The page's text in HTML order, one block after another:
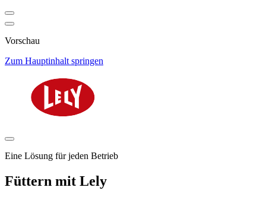
Vorschau
Zum Hauptinhalt springen
Eine Lösung für jeden Betrieb
Füttern mit Lely